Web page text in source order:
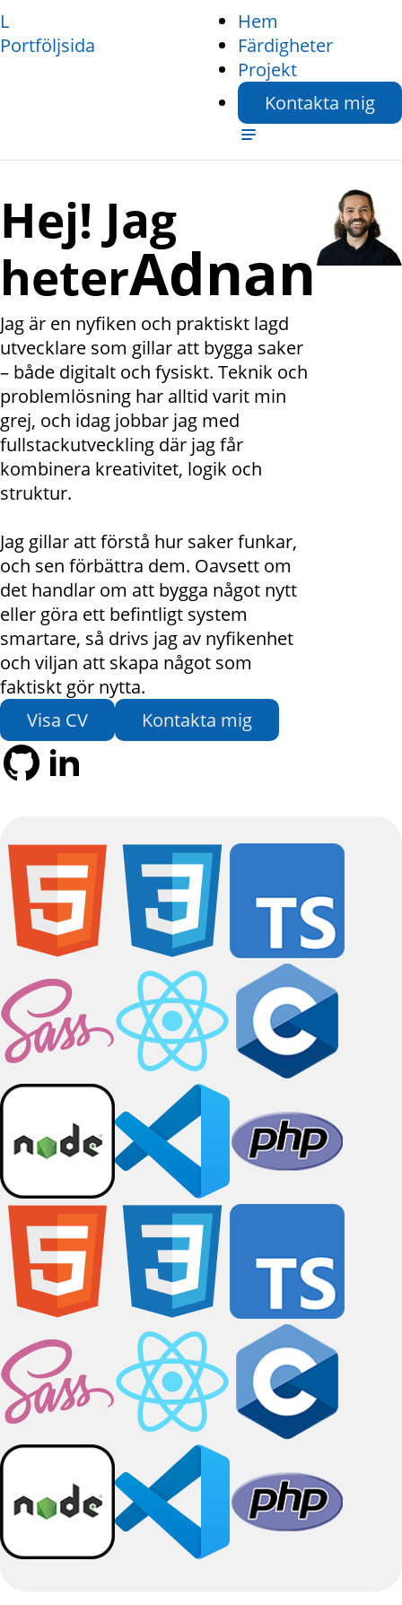
L
Portföljsida
Hem
Färdigheter
Projekt
Kontakta mig
Hej! Jag
heterAdnan
Jag är en nyfiken och praktiskt lagd
utvecklare som gillar att bygga saker
– både digitalt och fysiskt. Teknik och
problemlösning har alltid varit min
grej, och idag jobbar jag med
fullstackutveckling där jag får
kombinera kreativitet, logik och
struktur.
Jag gillar att förstå hur saker funkar,
och sen förbättra dem. Oavsett om
det handlar om att bygga något nytt
eller göra ett befintligt system
smartare, så drivs jag av nyfikenhet
och viljan att skapa något som
faktiskt gör nytta.
Visa CV
Kontakta mig